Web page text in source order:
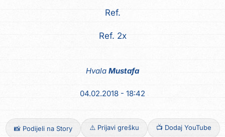
Ref.
Ref. 2x
Hvala Mustafa
04.02.2018 - 18:42
📸 Podijeli na Story ⚠️ Prijavi grešku 📺 Dodaj YouTube